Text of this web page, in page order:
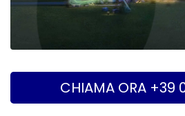
CHIAMA ORA +39